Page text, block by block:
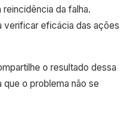
da falha.
verificar eficácia das ações
o resultado dessa
o problema não se